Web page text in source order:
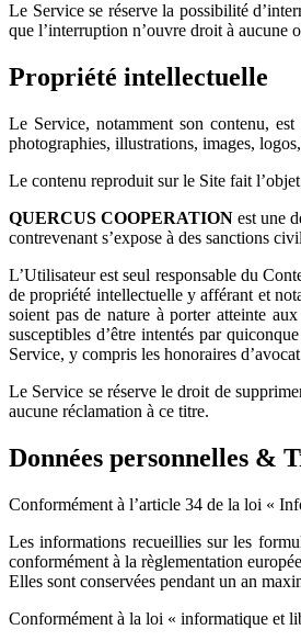
Le Service se réserve la possibilité
que l’interruption n’ouvre droit à aucune
Propriété intellectuelle
Le Service, notamment son contenu,
photographies, illustrations, images,
Le contenu reproduit sur le Site fait
QUERCUS COOPERATION est une
contrevenant s’expose à des sanctions
L’Utilisateur est seul responsable du
de propriété intellectuelle y afférant et
soient pas de nature à porter atteinte
susceptibles d’être intentés par
Service, y compris les honoraires
Le Service se réserve le droit de
aucune réclamation à ce titre.
Données personnelles &
Conformément à l’article 34 de la loi «
Les informations recueillies sur les
conformément à la règlementation
Elles sont conservées pendant un an
Conformément à la loi « informatique et